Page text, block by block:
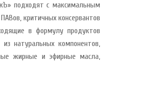
подходят с максимальным
критичных консервантов
в формулу продуктов
натуральных компонентов,
жирные и эфирные масла,